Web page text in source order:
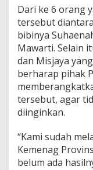
n
k
a
t
Dari ke 6 orang
tersebut
bibinya
Mawarti. Selain
dan Misjaya
berharap pihak
tersebut, agar
diinginkan.
“Kami sudah
Kemenag
belum ada